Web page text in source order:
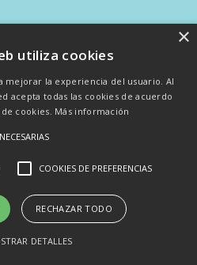
Podología - Consejo General
Podólogos - Colegio Oficial de
de Canarias
×
utiliza cookies
mejorar la experiencia del usuario. Al
acepta todas las cookies de acuerdo
cookies. Más información
COOKIES DE PREFERENCIAS
RECHAZAR TODO
DETALLES